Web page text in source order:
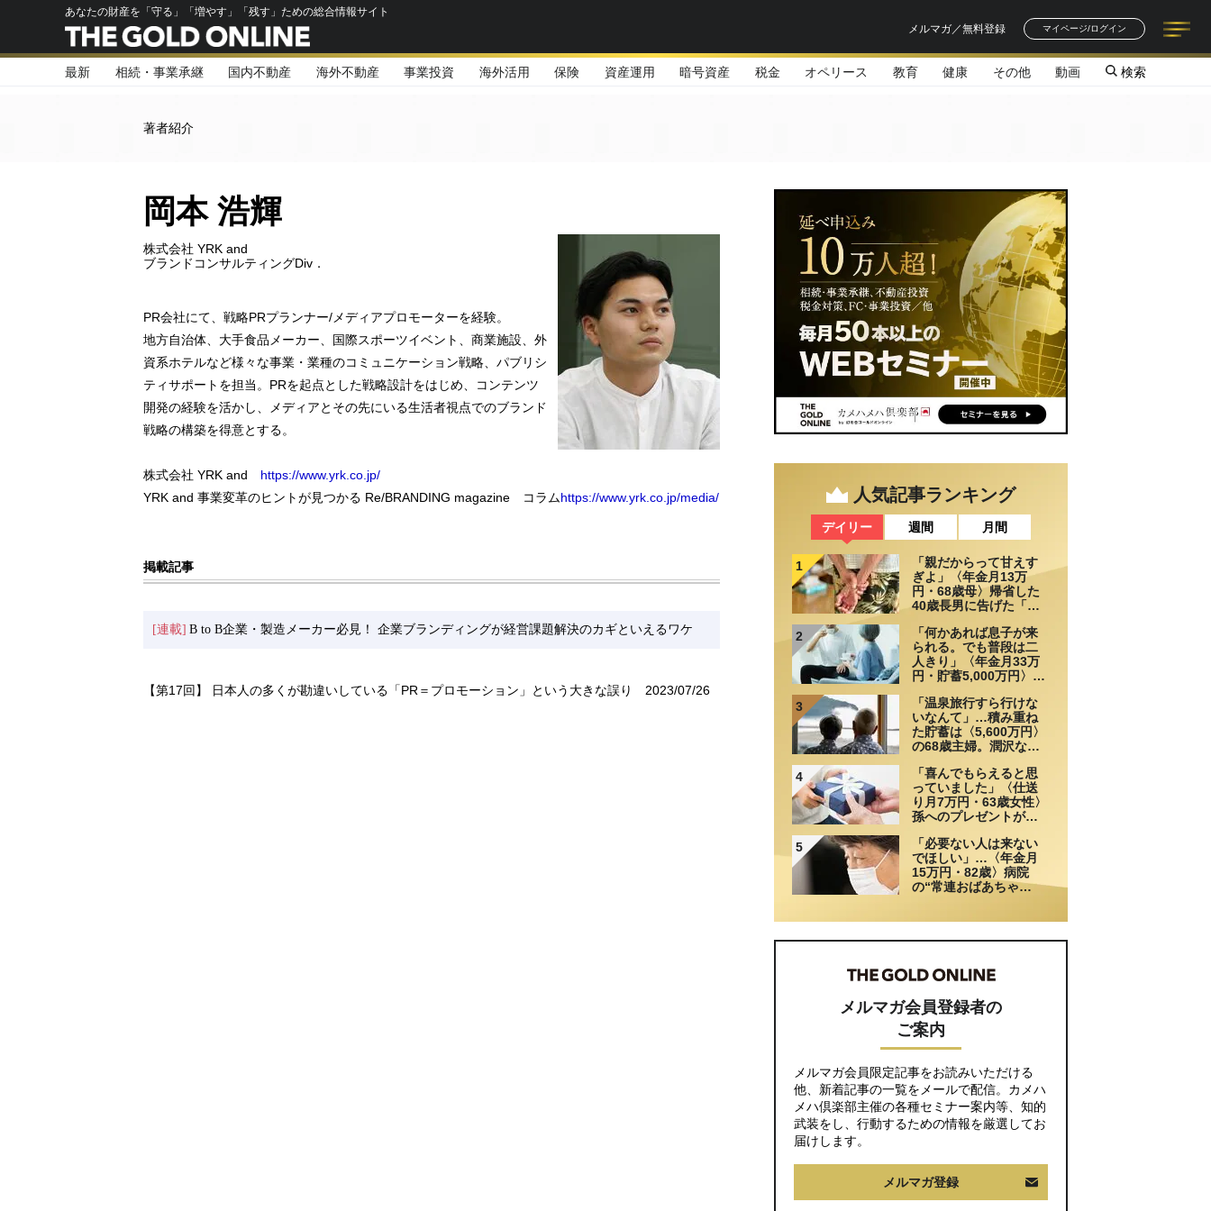
あなたの財産を「守る」「増やす」「残す」ための総合情報サイト
メルマガ／無料登録
マイページ/ログイン
記事一覧
著者一覧
最新 相続・事業承継 国内不動産 海外不動産 事業投資 海外活用 保険 資産運用 暗号資産 税金 オペリース 教育 健康 その他 動画 検索
著者紹介
岡本 浩輝
株式会社 YRK and
ブランドコンサルティングDiv．
PR会社にて、戦略PRプランナー/メディアプロモーターを経験。
地方自治体、大手食品メーカー、国際スポーツイベント、商業施設、外
資系ホテルなど様々な事業・業種のコミュニケーション戦略、パブリシ
ティサポートを担当。PRを起点とした戦略設計をはじめ、コンテンツ
開発の経験を活かし、メディアとその先にいる生活者視点でのブランド
戦略の構築を得意とする。
株式会社 YRK and https://www.yrk.co.jp/
YRK and 事業変革のヒントが見つかる Re/BRANDING magazine コラムhttps://www.yrk.co.jp/media/
掲載記事
[連載] B to B企業・製造メーカー必見！ 企業ブランディングが経営課題解決のカギといえるワケ
【第17回】 日本人の多くが勘違いしている「PR＝プロモーション」という大きな誤り 2023/07/26
人気記事ランキング
デイリー 週間 月間
1
「親だからって甘えす
ぎよ」〈年金月13万
円・68歳母〉帰省した
40歳長男に告げた「も
2
「何かあれば息子が来
られる。でも普段は二
人きり」〈年金月33万
円・貯蓄5,000万円〉70
して選んだ“ちょうどい
い距離”
3
「温泉旅行すら行けな
いなんて」…積み重ね
た貯蓄は〈5,600万円〉
の68歳主婦。潤沢な老
「馬鹿だった」肩を落
とす理由
4
「喜んでもらえると思
っていました」〈仕送
り月7万円・63歳女性〉
孫へのプレゼントがき
係
5
「必要ない人は来ない
でほしい」…〈年金月
15万円・82歳〉病院
の“常連おばあちゃ
メルマガ会員登録者の
ご案内
メルマガ会員限定記事をお読みいただける
他、新着記事の一覧をメールで配信。カメハ
メハ倶楽部主催の各種セミナー案内等、知的
武装をし、行動するための情報を厳選してお
届けします。
メルマガ登録